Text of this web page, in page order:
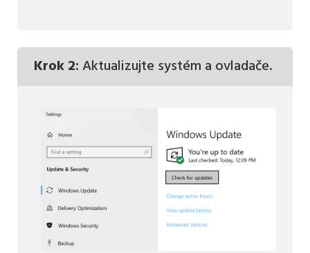
Krok 2:Aktualizujte systém a ovladače.